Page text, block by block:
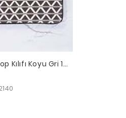
Kılıfı Koyu Gri 13